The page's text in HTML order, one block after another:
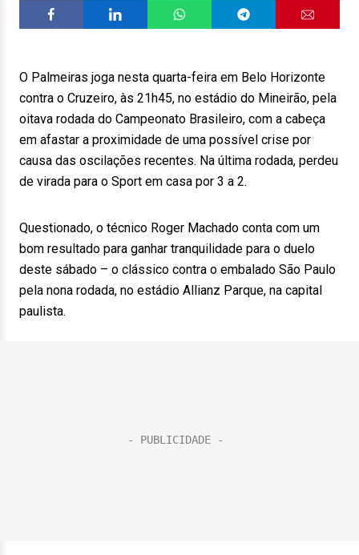
O Palmeiras joga nesta quarta-feira em Belo Horizonte
contra o Cruzeiro, às 21h45, no estádio do Mineirão, pela
oitava rodada do Campeonato Brasileiro, com a cabeça
em afastar a proximidade de uma possível crise por
causa das oscilações recentes. Na última rodada, perdeu
de virada para o Sport em casa por 3 a 2.
Questionado, o técnico Roger Machado conta com um
bom resultado para ganhar tranquilidade para o duelo
deste sábado – o clássico contra o embalado São Paulo
pela nona rodada, no estádio Allianz Parque, na capital
paulista.